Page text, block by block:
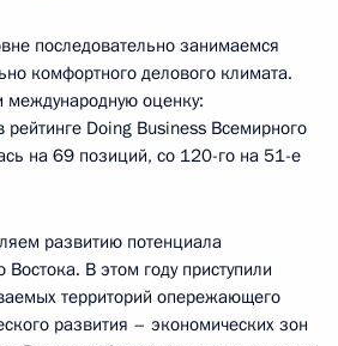
последовательно занимаемся
комфортного делового климата.
международную оценку:
рейтинге Doing Business Всемирного
на 69 позиций, со 120-го на 51-е
развитию потенциала
Востока. В этом году приступили
территорий опережающего
развития – экономических зон